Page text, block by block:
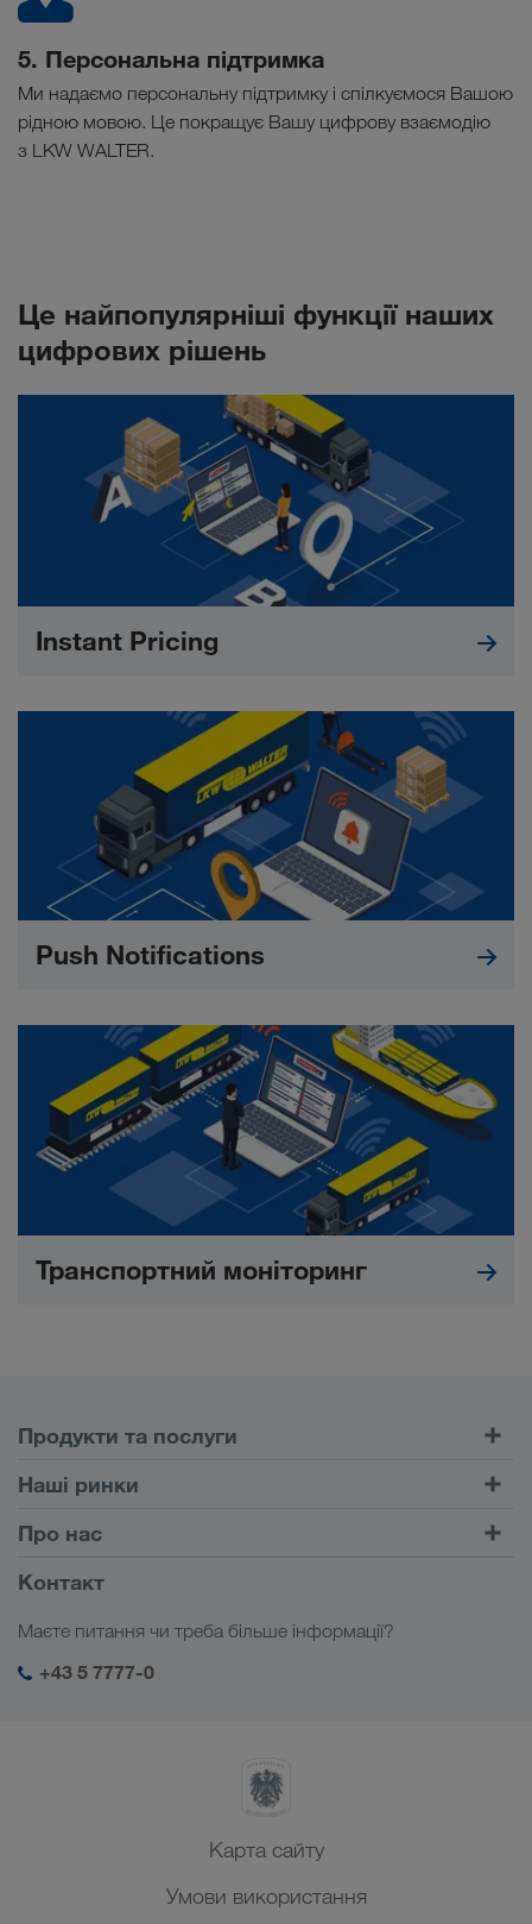
5. Персональна підтримка
Ми надаємо персональну підтримку і спілкуємося Вашою
рідною мовою. Це покращує Вашу цифрову взаємодію
з LKW WALTER.
Це найпопулярніші функції наших
цифрових рішень
Instant Pricing
Push Notifications
Транспортний моніторинг
Продукти та послуги
Автомобільні перевезення
Портал клієнта CONNECT
Цифрові рішення
Наші ринки
Європа
Кавказ
Центральна Азія
Близький Схід
Про нас
Інформація про фірму
Соціальна відповідальність
Менеджмент SHEQ
Контакт
Маєте питання чи треба більше інформації?
+43 5 7777-0
Карта сайту
Умови використання